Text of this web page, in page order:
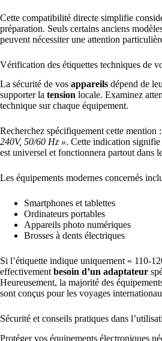
Cette compatibilité directe simplifie
préparation. Seuls certains anciens
peuvent nécessiter une attention
Vérification des étiquettes techniques de
La sécurité de vos appareils dépend de
supporter la tension locale. Examinez
technique sur chaque équipement.
Recherchez spécifiquement cette mention :
240V, 50/60 Hz ». Cette indication
est universel et fonctionnera partout dans
Les équipements modernes concernés
Smartphones et tablettes
Ordinateurs portables
Appareils photo numériques
Brosses à dents électriques
Si l’étiquette indique uniquement « 110-
effectivement besoin d’un adaptateur
Heureusement, la majorité des
sont conçus pour les voyages
Sécurité et conseils pratiques dans
Protéger vos équipements électroniques